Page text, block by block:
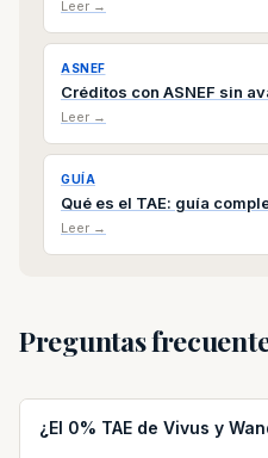
Leer →
ASNEF
Créditos con ASNEF sin
Leer →
GUÍA
Qué es el TAE: guía
Leer →
Preguntas
¿El 0% TAE de Vivus y